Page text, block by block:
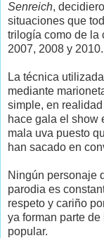
Senreich,
situaciones que
trilogía como de la
2007, 2008 y 2010.
La técnica
mediante
simple, en
hace gala el show
mala uva puesto
han sacado en
Ningún personaje
parodia es
respeto y cariño
ya forman parte
popular.